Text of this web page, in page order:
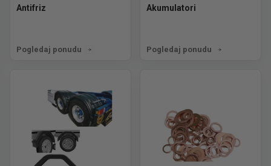
Antifriz
Pogledaj ponudu
Akumulatori
Pogledaj ponudu